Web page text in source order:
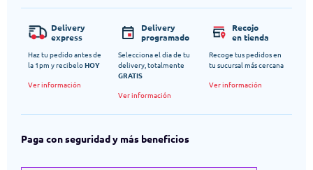
Delivery
express
Haz tu pedido antes de
la 1pm y recibeloHOY
Ver información
Delivery
programado
Selecciona el dia de tu
delivery, totalmente
GRATIS
Ver información
Recojo
en tienda
Recoge tus pedidos en
tu sucursal más cercana
Ver información
Paga con seguridad y más beneficios